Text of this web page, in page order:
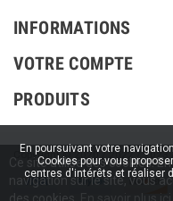
INFORMATIONS
VOTRE COMPTE
PRODUITS
Copyright © 2020 / 2022 / 2023
Ce site utilise des cookies.
navigation sur le site, vous
En poursuivant votre
Cookies pour vous
centres d'intérêts et réaliser